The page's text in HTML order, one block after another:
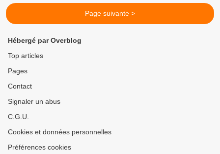
Page suivante >
Hébergé par Overblog
Top articles
Pages
Contact
Signaler un abus
C.G.U.
Cookies et données personnelles
Préférences cookies